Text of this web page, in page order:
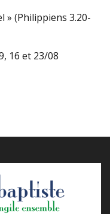
» (Philippiens 3.20-
16 et 23/08